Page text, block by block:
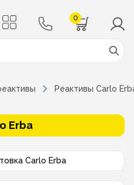
0
Реактивы Carlo
Erba
Carlo Erba